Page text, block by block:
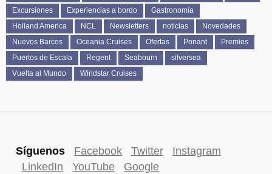
Excursiones
Experiencias a bordo
Gastronomía
Holland America
NCL Newsletters noticias
Novedades
Nuevos Barcos
Oceania Cruises Ofertas Ponant
Premios
Puertos de Escala
Regent Seabourn
silversea
Vuelta al Mundo
Windstar Cruises
Síguenos Facebook Twitter
Instagram
LinkedIn
YouTube
Google